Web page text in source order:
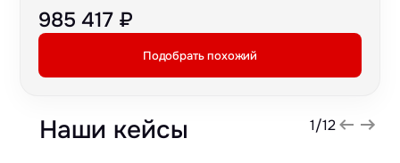
985 417 ₽
Подобрать похожий
Наши кейсы 1/12